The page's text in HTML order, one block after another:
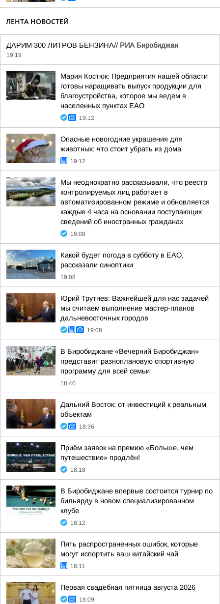
ЛЕНТА НОВОСТЕЙ
ДАРИМ 300 ЛИТРОВ БЕНЗИНА// РИА Биробиджан
19:19
Мария Костюк: Предприятия нашей области
готовы наращивать выпуск продукции для
благоустройства, которое мы ведем в
населенных пунктах ЕАО
19:12
Опасные новогодние украшения для
животных: что стоит убрать из дома
19:12
Мы неоднократно рассказывали, что реестр
контролируемых лиц работает в
автоматизированном режиме и обновляется
каждые 4 часа на основании поступающих
сведений об иностранных гражданах
19:08
Какой будет погода в субботу в ЕАО,
рассказали синоптики
19:08
Юрий Трутнев: Важнейшей для нас задачей
мы считаем выполнение мастер-планов
дальневосточных городов
19:08
В Биробиджане «Вечерний Биробиджан»
представит разноплановую спортивную
программу для всей семьи
18:40
Дальний Восток: от инвестиций к реальным
объектам
18:36
Приём заявок на премию «Больше, чем
путешествие» продлён!
18:18
В Биробиджане впервые состоится турнир по
бильярду в новом специализированном
клубе
18:12
Пять распространенных ошибок, которые
могут испортить ваш китайский чай
18:11
Первая свадебная пятница августа 2026
18:09